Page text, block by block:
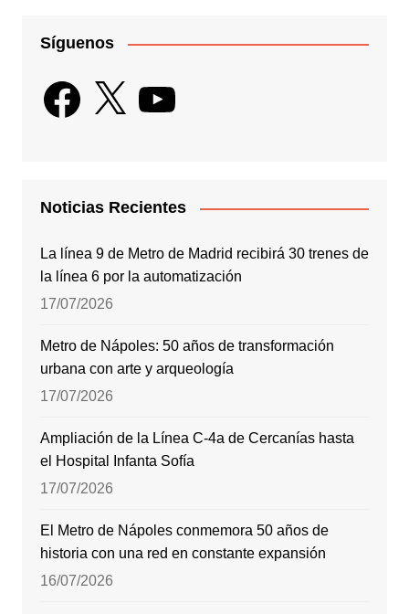
Síguenos
Facebook
X YouTube
Noticias Recientes
La línea 9 de Metro de Madrid recibirá 30 trenes de
la línea 6 por la automatización
17/07/2026
Metro de Nápoles: 50 años de transformación
urbana con arte y arqueología
17/07/2026
Ampliación de la Línea C-4a de Cercanías hasta
el Hospital Infanta Sofía
17/07/2026
El Metro de Nápoles conmemora 50 años de
historia con una red en constante expansión
16/07/2026